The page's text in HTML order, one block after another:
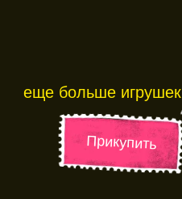
еще больше игрушек
Прикупить